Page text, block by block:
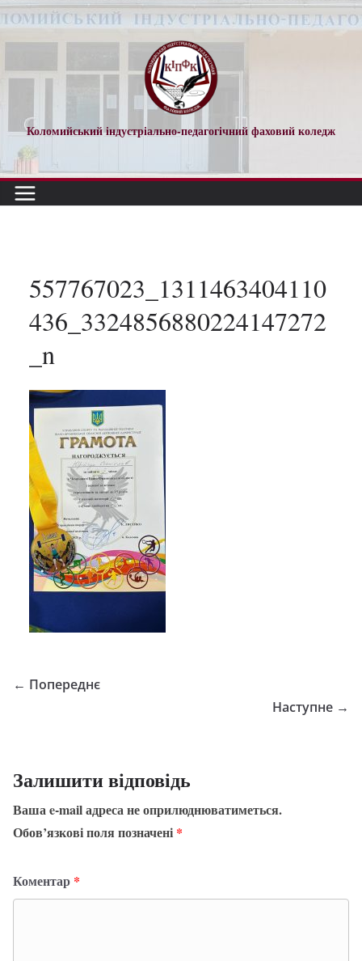
Перейти
до
Коломийський індустріально-педагогічний фаховий коледж
557767023_1311463404110
436_3324856880224147272
_n
← Попереднє
Наступне →
Залишити відповідь
Ваша e-mail адреса не оприлюднюватиметься.
Обов’язкові поля позначені *
Коментар *